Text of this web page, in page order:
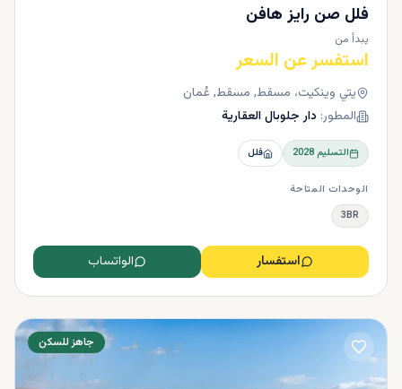
فلل صن رايز هافن
يبدأ من
استفسر عن السعر
يتي وينكيت، مسقط, مسقط, عُمان
المطور: دار جلوبال العقارية
التسليم2028 فلل
الوحدات المتاحة
3BR
استفسار الواتساب
جاهز للسكن